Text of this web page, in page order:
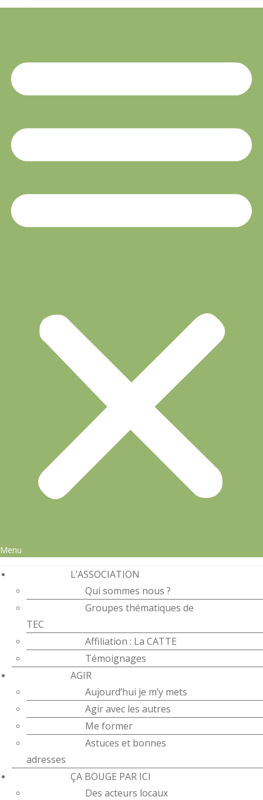
Menu
L’ASSOCIATION
Qui sommes nous ?
Groupes thématiques de
TEC
Affiliation : La CATTE
Témoignages
AGIR
Aujourd’hui je m’y mets
Agir avec les autres
Me former
Astuces et bonnes
adresses
ÇA BOUGE PAR ICI
Des acteurs locaux